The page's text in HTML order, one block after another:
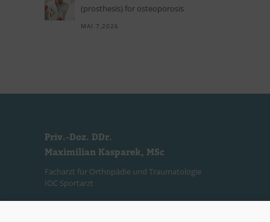
(prosthesis) for osteoporosis
MAI 7,2026
Priv.-Doz. DDr.
Maximilian Kasparek, MSc
Facharzt für Orthopädie und Traumatologie
IOC Sportarzt